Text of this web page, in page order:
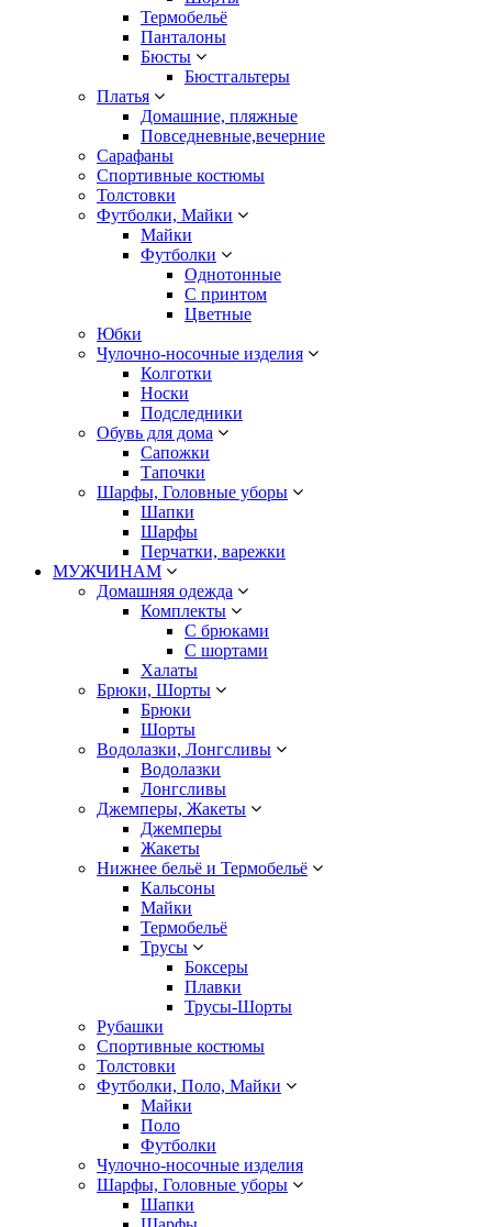
Термобельё
Панталоны
Бюсты
Бюстгальтеры
Платья
Домашние, пляжные
Повседневные,вечерние
Сарафаны
Спортивные костюмы
Толстовки
Футболки, Майки
Майки
Футболки
Однотонные
С принтом
Цветные
Юбки
Чулочно-носочные изделия
Колготки
Носки
Подследники
Обувь для дома
Сапожки
Тапочки
Шарфы, Головные уборы
Шапки
Шарфы
Перчатки, варежки
МУЖЧИНАМ
Домашняя одежда
Комплекты
С брюками
С шортами
Халаты
Брюки, Шорты
Брюки
Шорты
Водолазки, Лонгсливы
Водолазки
Лонгсливы
Джемперы, Жакеты
Джемперы
Жакеты
Нижнее бельё и Термобельё
Кальсоны
Майки
Термобельё
Трусы
Боксеры
Плавки
Трусы-Шорты
Рубашки
Спортивные костюмы
Толстовки
Футболки, Поло, Майки
Майки
Поло
Футболки
Чулочно-носочные изделия
Шарфы, Головные уборы
Шапки